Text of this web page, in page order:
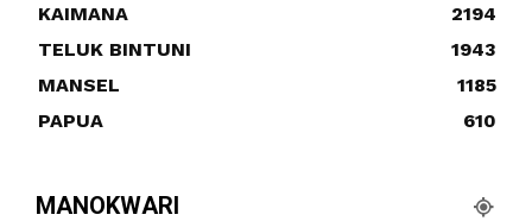
KAIMANA
2194
TELUK BINTUNI
1943
MANSEL
1185
PAPUA
610
MANOKWARI